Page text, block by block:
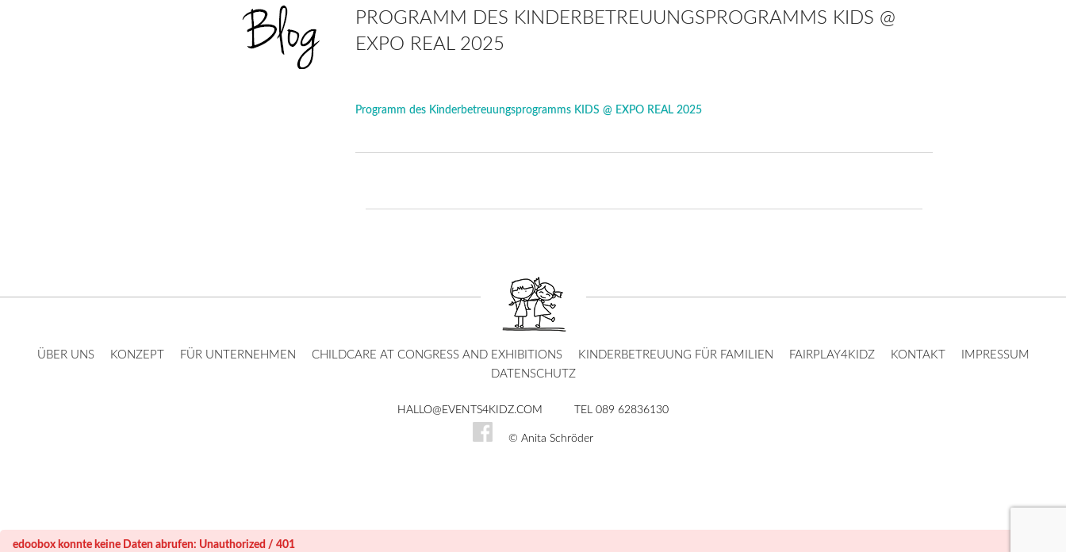
PROGRAMM DES KINDERBETREUUNGSPROGRAMMS KIDS @
EXPO REAL 2025
Programm des Kinderbetreuungsprogramms KIDS @ EXPO REAL 2025
ÜBER UNS KONZEPT FÜR UNTERNEHMEN CHILDCARE AT CONGRESS AND EXHIBITIONS KINDERBETREUUNG FÜR FAMILIEN FAIRPLAY4KIDZ KONTAKT
IMPRESSUM
DATENSCHUTZ
HALLO@EVENTS4KIDZ.COM TEL 089 62836130
© Anita Schröder
edoobox konnte keine Daten abrufen: Unauthorized / 401